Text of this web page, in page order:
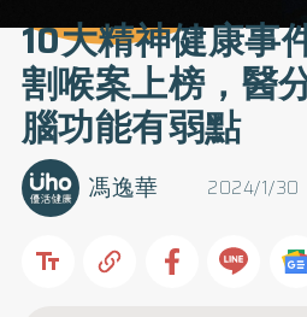
10大精神健康事
割喉案上榜，醫
腦功能有弱點
2024/1/30
馮逸華